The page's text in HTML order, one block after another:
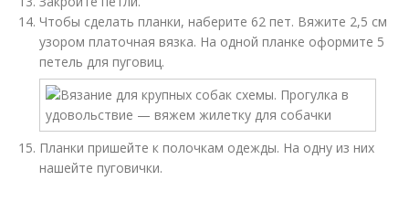
Чтобы сделать планки, наберите 62 пет. Вяжите 2,5 см
узором платочная вязка. На одной планке оформите 5
петель для пуговиц.
Планки пришейте к полочкам одежды. На одну из них
нашейте пуговички.